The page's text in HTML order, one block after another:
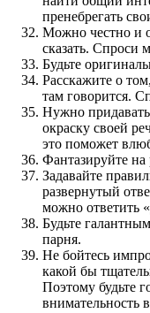
пренебрегать
Можно честно и
сказать. Спроси
Будьте
Расскажите о
там говорится.
Нужно
окраску своей
это поможет
Фантазируйте
Задавайте
развернутый
можно ответить
Будьте
парня.
Не бойтесь
какой бы
Поэтому будьте
внимательность